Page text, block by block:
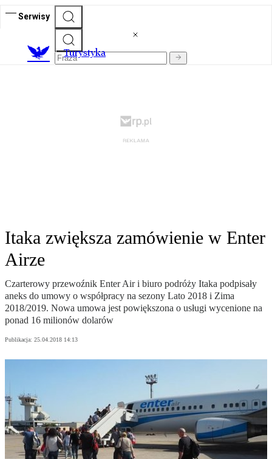
Serwisy
Turystyka
Itaka zwiększa zamówienie w Enter
Airze
Czarterowy przewoźnik Enter Air i biuro podróży Itaka podpisały
aneks do umowy o współpracy na sezony Lato 2018 i Zima
2018/2019. Nowa umowa jest powiększona o usługi wycenione na
ponad 16 milionów dolarów
Publikacja: 25.04.2018 14:13